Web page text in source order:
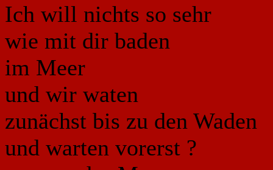
Ich will nichts so sehr
wie mit dir baden
im Meer
und wir waten
zunächst bis zu den Waden
und warten vorerst ?